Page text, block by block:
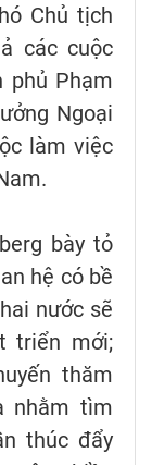
Chủ tịch
các cuộc
phủ Phạm
Ngoại
làm việc
bày tỏ
hệ có bề
nước sẽ
triển mới;
thăm
nhằm tìm
thúc đẩy